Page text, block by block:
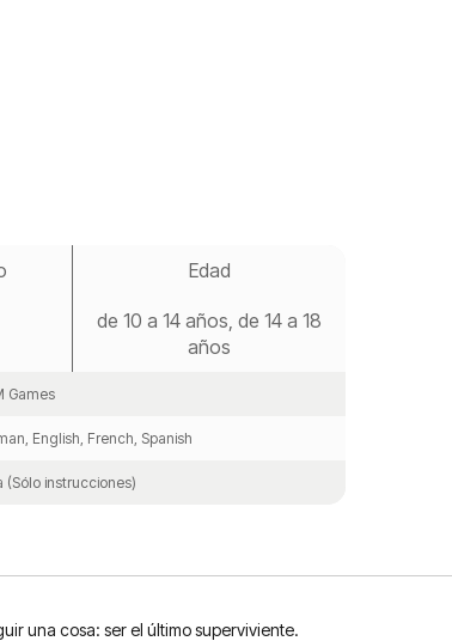
Edad
de 10 a 14 años, de 14 a 18
años
Games
English, French, Spanish
(Sólo instrucciones)
una cosa: ser el último superviviente.